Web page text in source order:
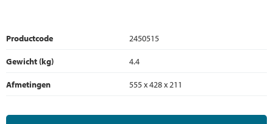
Productcode
2450515
Gewicht (kg)
4.4
Afmetingen
555 x 428 x 211